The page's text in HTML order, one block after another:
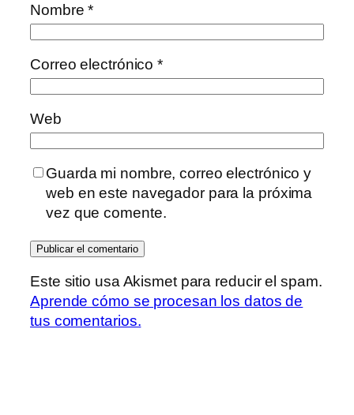
Nombre*
Correo electrónico*
Web
Guarda mi nombre, correo electrónico y
web en este navegador para la próxima
vez que comente.
Este sitio usa Akismet para reducir el spam.
Aprende cómo se procesan los datos de
tus comentarios.